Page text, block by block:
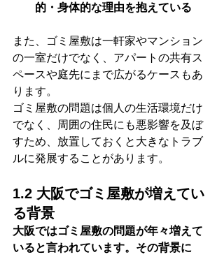
的・身体的な理由を抱えている
また、ゴミ屋敷は一軒家やマンション
の一室だけでなく、アパートの共有ス
ペースや庭先にまで広がるケースもあ
ります。
ゴミ屋敷の問題は個人の生活環境だけ
でなく、周囲の住民にも悪影響を及ぼ
すため、放置しておくと大きなトラブ
ルに発展することがあります。
1.2 大阪でゴミ屋敷が増えてい
る背景
大阪ではゴミ屋敷の問題が年々増えて
いると言われています。その背景に